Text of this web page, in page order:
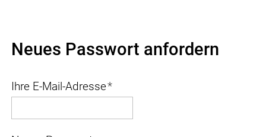
Neues Passwort anfordern
Ihre E-Mail-Adresse*